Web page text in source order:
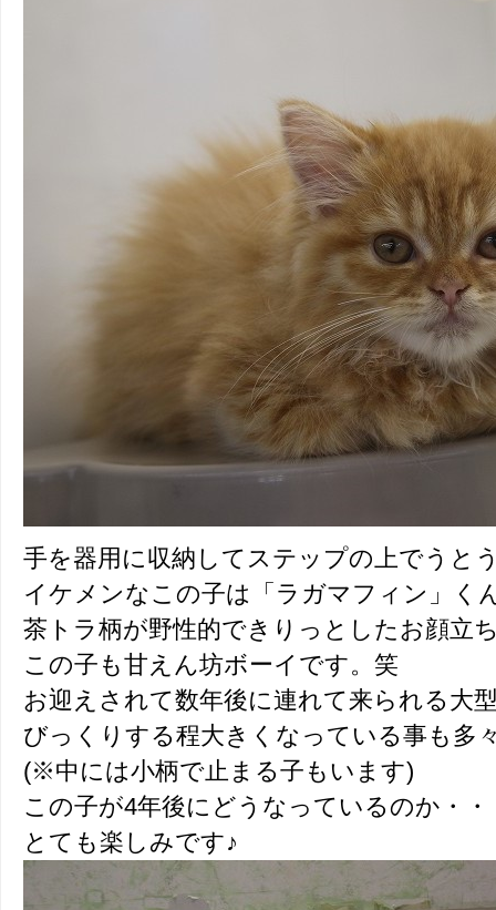
手を器用に収納してステップの上でうと
イケメンなこの子は「ラガマフィン」く
茶トラ柄が野性的できりっとしたお顔立
この子も甘えん坊ボーイです。笑
お迎えされて数年後に連れて来られる大
びっくりする程大きくなっている事も多
(※中には小柄で止まる子もいます)
この子が4年後にどうなっているのか・・
とても楽しみです♪